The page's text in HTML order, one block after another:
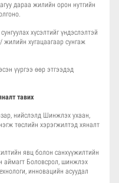
дараа жилийн орон нутгийн
хүсэлтийг үндэслэлтэй
хугацаагаар сунгаж
үүргээ өөр этгээдэд
тавих
нийслэлд Шинжлэх ухаан,
төслийн хэрэгжилтэд хяналт
явц болон санхүүжилтийн
аймагт Боловсрол, шинжлэх
инновацийн асуудал